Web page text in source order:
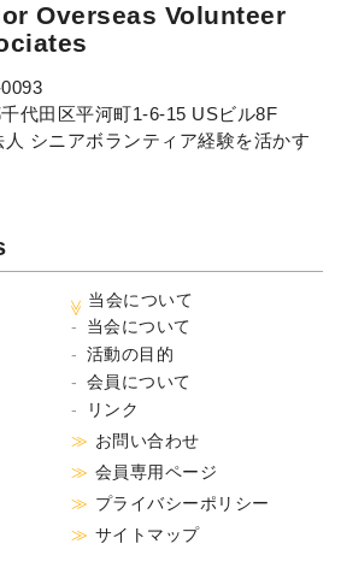
Overseas Volunteer
0093
代田区平河町1-6-15 USビル8F
人 シニアボランティア経験を活かす
当会について
当会について
活動の目的
会員について
リンク
お問い合わせ
会員専用ページ
プライバシーポリシー
サイトマップ